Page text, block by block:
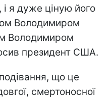
я дуже ціную його
Володимиром
Володимиром
президент США.
що це
смертоносної